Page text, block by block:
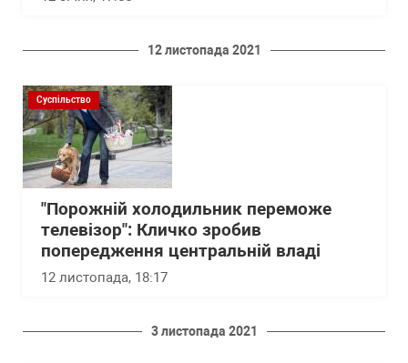
12 листопада 2021
Суспільство
"Порожній холодильник переможе
телевізор": Кличко зробив
попередження центральній владі
12 листопада, 18:17
3 листопада 2021